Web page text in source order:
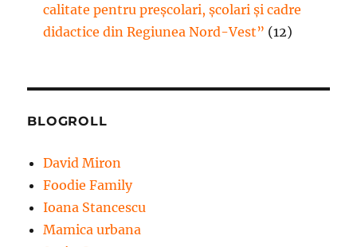
calitate pentru preșcolari, școlari și cadre
didactice din Regiunea Nord-Vest” (12)
BLOGROLL
David Miron
Foodie Family
Ioana Stancescu
Mamica urbana